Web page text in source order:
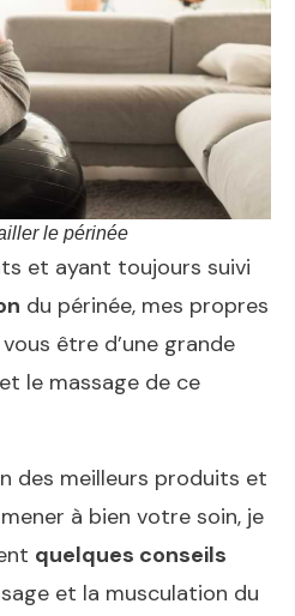
le périnée
et ayant toujours suivi
du périnée, mes propres
être d’une grande
le massage de ce
des meilleurs produits et
à bien votre soin, je
quelques conseils
et la musculation du